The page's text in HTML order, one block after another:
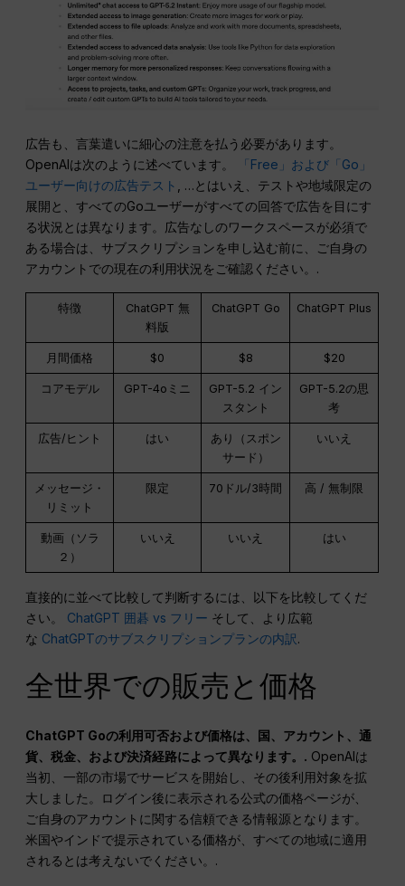
広告も、言葉遣いに細心の注意を払う必要があります。
OpenAIは次のように述べています。
「Free」および「Go」
ユーザー向けの広告テスト
, …とはいえ、テストや地域限定の
展開と、すべてのGoユーザーがすべての回答で広告を目にす
る状況とは異なります。広告なしのワークスペースが必須で
ある場合は、サブスクリプションを申し込む前に、ご自身の
アカウントでの現在の利用状況をご確認ください。.
特徴
ChatGPT 無
料版
ChatGPT Go ChatGPT Plus
月間価格 $0 $8 $20
コアモデル GPT-4oミニ
GPT-5.2 イン
スタント
GPT-5.2の思
考
広告/ヒント はい
あり（スポン
サード）
いいえ
メッセージ・
リミット
限定 70ドル/3時間 高 / 無制限
動画（ソラ
２）
いいえ いいえ はい
直接的に並べて比較して判断するには、以下を比較してくだ
さい。 ChatGPT 囲碁 vs フリー そして、より広範
な ChatGPTのサブスクリプションプランの内訳.
全世界での販売と価格
ChatGPT Goの利用可否および価格は、国、アカウント、通
貨、税金、および決済経路によって異なります。. OpenAIは
当初、一部の市場でサービスを開始し、その後利用対象を拡
大しました。ログイン後に表示される公式の価格ページが、
ご自身のアカウントに関する信頼できる情報源となります。
米国やインドで提示されている価格が、すべての地域に適用
されるとは考えないでください。.